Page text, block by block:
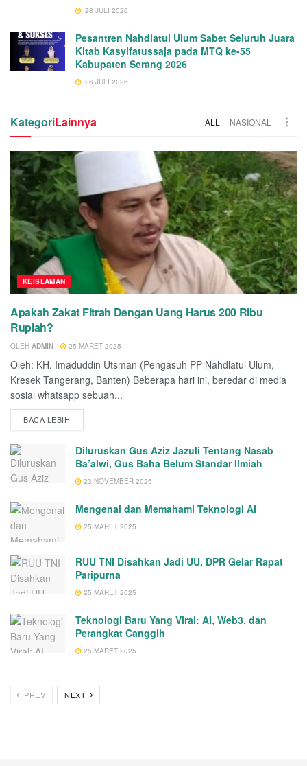
28 JULI 2026
Pesantren Nahdlatul Ulum Sabet Seluruh Juara
Kitab Kasyifatussaja pada MTQ ke-55
Kabupaten Serang 2026
26 JULI 2026
KategoriLainnya ALL NASIONAL
KEISLAMAN
Apakah Zakat Fitrah Dengan Uang Harus 200 Ribu
Rupiah?
OLEH ADMIN 25 MARET 2025
Oleh: KH. Imaduddin Utsman (Pengasuh PP Nahdlatul Ulum,
Kresek Tangerang, Banten) Beberapa hari ini, beredar di media
sosial whatsapp sebuah...
BACA LEBIH
Diluruskan Gus Aziz Jazuli Tentang Nasab
Ba’alwi, Gus Baha Belum Standar Ilmiah
23 NOVEMBER 2025
Mengenal dan Memahami Teknologi AI
25 MARET 2025
RUU TNI Disahkan Jadi UU, DPR Gelar Rapat
Paripurna
25 MARET 2025
Teknologi Baru Yang Viral: AI, Web3, dan
Perangkat Canggih
25 MARET 2025
PREV NEXT